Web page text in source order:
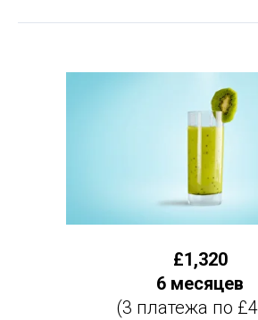
£1,320
6 месяцев
(3 платежа по